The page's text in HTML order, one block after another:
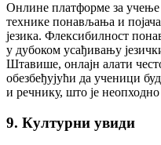
Онлине платформе за
технике понављања и
језика. Флексибилност
у дубоком усађивању
Штавише, онлајн алати
обезбеђујући да ученици
и речнику, што је
9. Културни увиди